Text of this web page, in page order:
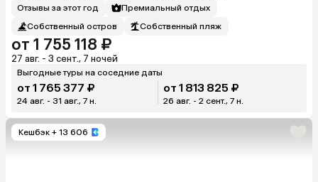
Отзывы за этот год
Премиальный отдых
Собственный остров
Собственный пляж
от 1 755 118 ₽
27 авг. - 3 сент., 7 ночей
Выгодные туры на соседние даты
от 1 765 377 ₽
24 авг. - 31 авг., 7 н.
от 1 813 825 ₽
26 авг. - 2 сент., 7 н.
Кешбэк + 13 606